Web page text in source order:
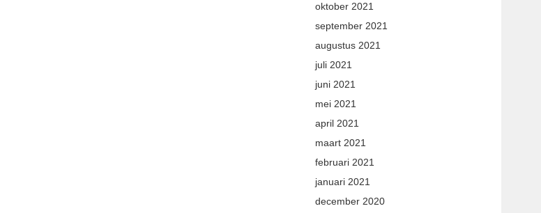
oktober 2021
september 2021
augustus 2021
juli 2021
juni 2021
mei 2021
april 2021
maart 2021
februari 2021
januari 2021
december 2020